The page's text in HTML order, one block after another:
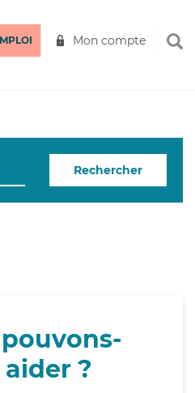
Mon compte
Rechercher
?